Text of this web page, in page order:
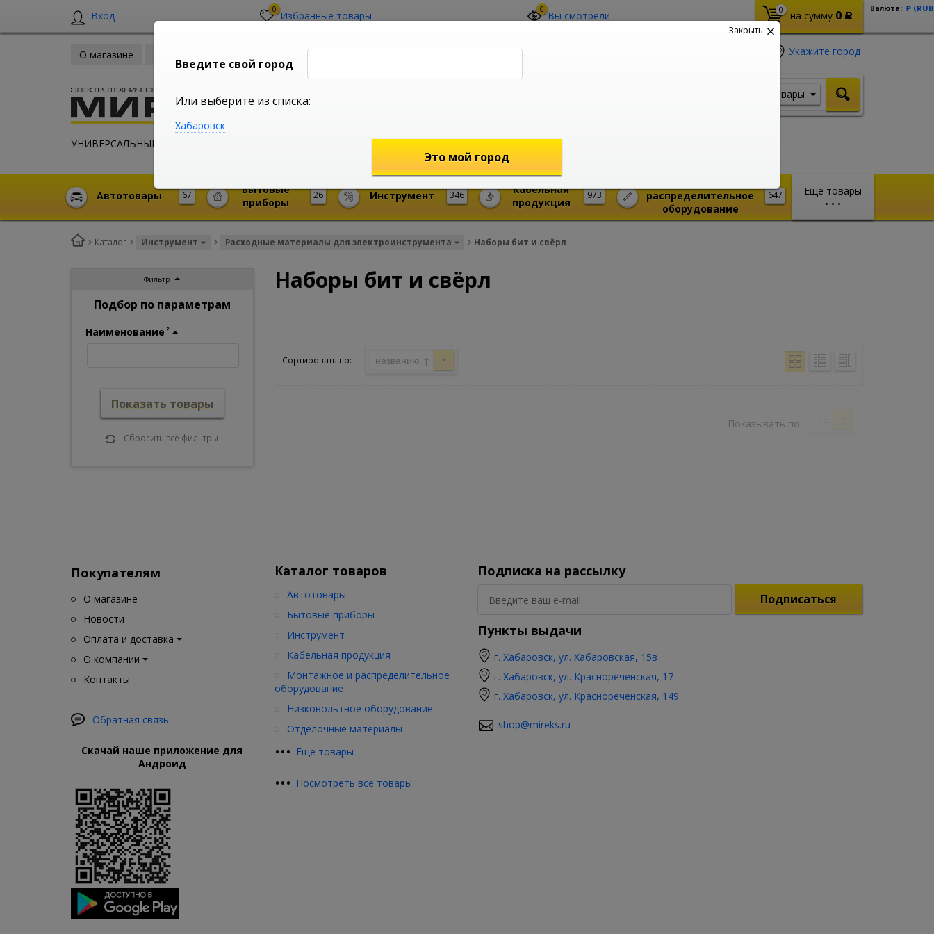
Вход 0 Избранные товары 0 Вы смотрели 0 на сумму 0 Р
Валюта: Р
О магазине
УНИВЕРСАЛЬНЫЙ ИНТЕРНЕТ МАГАЗИН
Укажите город
shop@mireks.ru
Товары
Еще товары
• • •
67
Автотовары 26
Бытовые
приборы
346
Инструмент 973
Кабельная
продукция
647
распределительное
оборудование
Каталог Инструмент Расходные материалы для электроинструмента Наборы бит и свёрл
Фильтр
Подбор по параметрам
Наименование ?
Показать товары
Сбросить все фильтры
Наборы бит и свёрл
Сортировать по: названию ↑
Показывать по:
Покупателям
О магазине
Новости
Оплата и доставка
О компании
Контакты
Обратная связь
Скачай наше приложение для
Андроид
Каталог товаров
••• Еще товары
Автотовары
Бытовые приборы
Инструмент
Кабельная продукция
Монтажное и распределительное
оборудование
Низковольтное оборудование
Отделочные материалы
••• Посмотреть все товары
Подписка на рассылку
Подписаться
Пункты выдачи
г. Хабаровск, ул. Хабаровская, 15в
г. Хабаровск, ул. Краснореченская, 17
г. Хабаровск, ул. Краснореченская, 149
shop@mireks.ru
Закрыть
Введите свой город
Или выберите из списка:
Хабаровск
Это мой город